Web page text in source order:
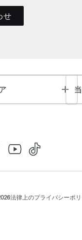
せ
法律上のプライバシーポ